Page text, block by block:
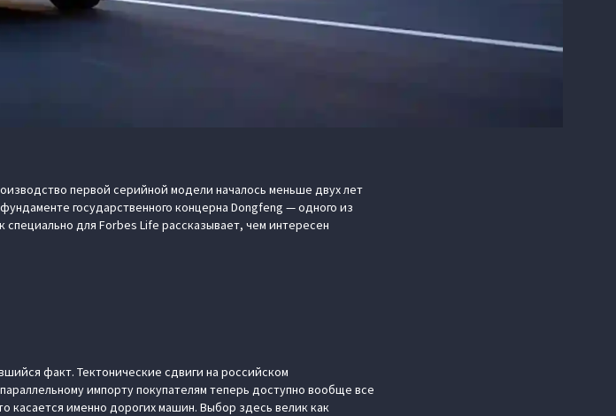
первой серийной модели началось меньше двух лет
государственного концерна Dongfeng — одного из
для Forbes Life рассказывает, чем интересен
факт. Тектонические сдвиги на российском
импорту покупателям теперь доступно вообще все
касается именно дорогих машин. Выбор здесь велик как